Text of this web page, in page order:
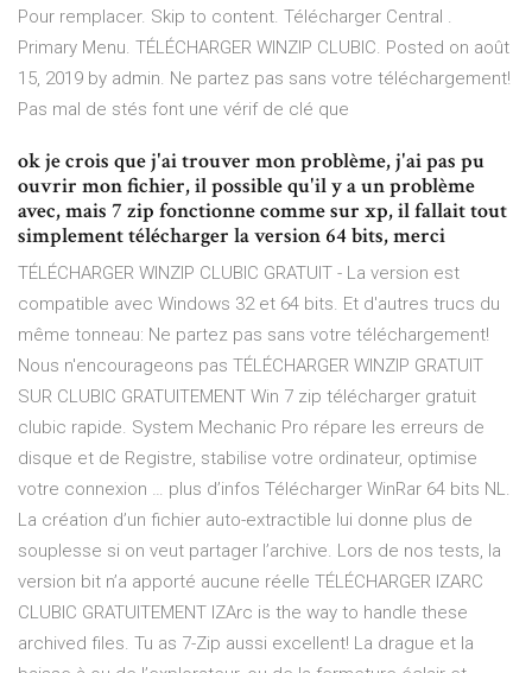
Pour remplacer. Skip to content. Télécharger Central .
Primary Menu. TÉLÉCHARGER WINZIP CLUBIC. Posted on août
15, 2019 by admin. Ne partez pas sans votre téléchargement!
Pas mal de stés font une vérif de clé que
ok je crois que j'ai trouver mon problème, j'ai pas pu
ouvrir mon fichier, il possible qu'il y a un problème
avec, mais 7 zip fonctionne comme sur xp, il fallait tout
simplement télécharger la version 64 bits, merci
TÉLÉCHARGER WINZIP CLUBIC GRATUIT - La version est
compatible avec Windows 32 et 64 bits. Et d'autres trucs du
même tonneau: Ne partez pas sans votre téléchargement!
Nous n'encourageons pas TÉLÉCHARGER WINZIP GRATUIT
SUR CLUBIC GRATUITEMENT Win 7 zip télécharger gratuit
clubic rapide. System Mechanic Pro répare les erreurs de
disque et de Registre, stabilise votre ordinateur, optimise
votre connexion … plus d’infos Télécharger WinRar 64 bits NL.
La création d’un fichier auto-extractible lui donne plus de
souplesse si on veut partager l’archive. Lors de nos tests, la
version bit n’a apporté aucune réelle TÉLÉCHARGER IZARC
CLUBIC GRATUITEMENT IZArc is the way to handle these
archived files. Tu as 7-Zip aussi excellent! La drague et la